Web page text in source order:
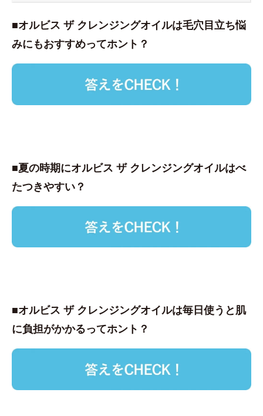
■オルビス ザ クレンジングオイルは毛穴目立ち悩
みにもおすすめってホント？
■夏の時期にオルビス ザ クレンジングオイルはべ
たつきやすい？
■オルビス ザ クレンジングオイルは毎日使うと肌
に負担がかかるってホント？